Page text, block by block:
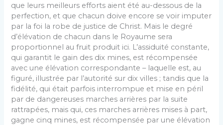
que leurs meilleurs efforts aient été au-dessous de la
perfection, et que chacun doive encore se voir imputer
par la foi la robe de justice de Christ. Mais le degré
d’élévation de chacun dans le Royaume sera
proportionnel au fruit produit ici. L’assiduité constante,
qui garantit le gain des dix mines, est récompensée
avec une élévation correspondante – laquelle est, au
figuré, illustrée par l’autorité sur dix villes ; tandis que la
fidélité, qui était parfois interrompue et mise en péril
par de dangereuses marches arrières par la suite
rattrapées, mais qui, ces marches arrières mises à part,
gagne cinq mines, est récompensée par une élévation